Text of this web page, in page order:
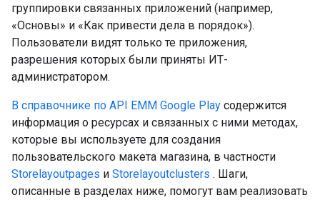
группировки связанных приложений (например,
«Основы» и «Как привести дела в порядок»).
Пользователи видят только те приложения,
разрешения которых были приняты ИТ-
администратором.
В справочнике по API EMM Google Play содержится
информация о ресурсах и связанных с ними методах,
которые вы используете для создания
пользовательского макета магазина, в частности
Storelayoutpages и Storelayoutclusters . Шаги,
описанные в разделах ниже, помогут вам реализовать